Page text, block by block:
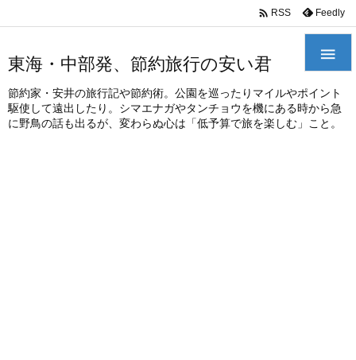
東海・中部発、節約旅行の安い君
節約家・安井の旅行記や節約術。公園を巡ったりマイルやポイント
駆使して遠出したり。シマエナガやタンチョウを機にある時から急
に野鳥の話も出るが、変わらぬ心は「低予算で旅を楽しむ」こと。

 RSS Feedly